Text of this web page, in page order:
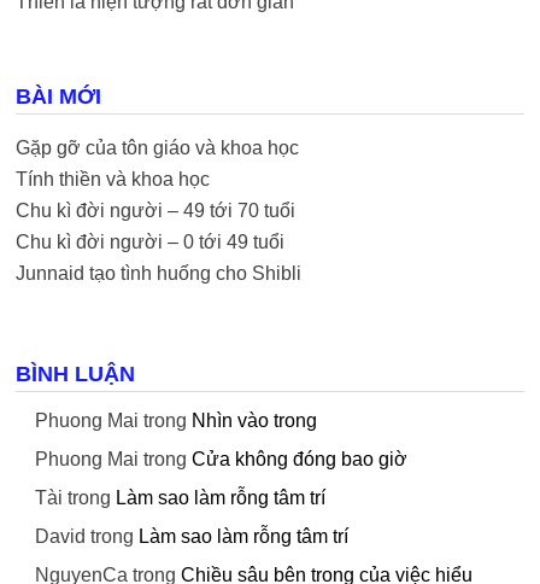
BÀI MỚI
Gặp gỡ của tôn giáo và khoa học
Tính thiền và khoa học
Chu kì đời người – 49 tới 70 tuổi
Chu kì đời người – 0 tới 49 tuổi
Junnaid tạo tình huống cho Shibli
BÌNH LUẬN
Phuong Mai trong Nhìn vào trong
Phuong Mai trong Cửa không đóng bao giờ
Tài trong Làm sao làm rỗng tâm trí
David trong Làm sao làm rỗng tâm trí
NguyenCa trong Chiều sâu bên trong của việc hiểu